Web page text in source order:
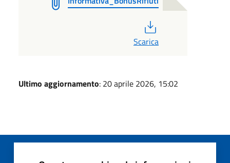
Scarica
Ultimo aggiornamento: 20 aprile 2026, 15:02